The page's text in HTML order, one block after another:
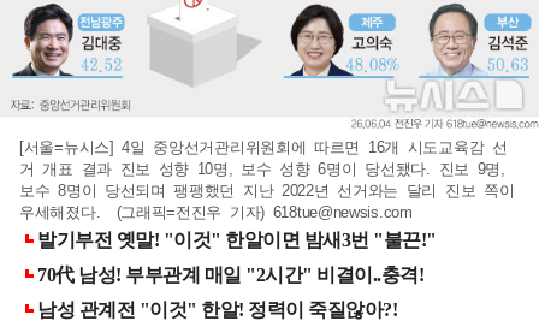
[서울=뉴시스] 4일 중앙선거관리위원회에 따르면 16개 시도교육감 선
거 개표 결과 진보 성향 10명, 보수 성향 6명이 당선됐다. 진보 9명,
보수 8명이 당선되며 팽팽했던 지난 2022년 선거와는 달리 진보 쪽이
우세해졌다. (그래픽=전진우 기자) 618tue@newsis.com